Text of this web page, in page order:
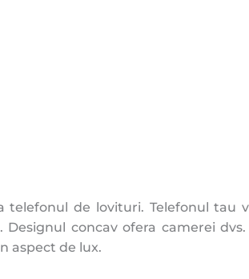
de lovituri. Telefonul tau
concav ofera camerei
aspect de lux.